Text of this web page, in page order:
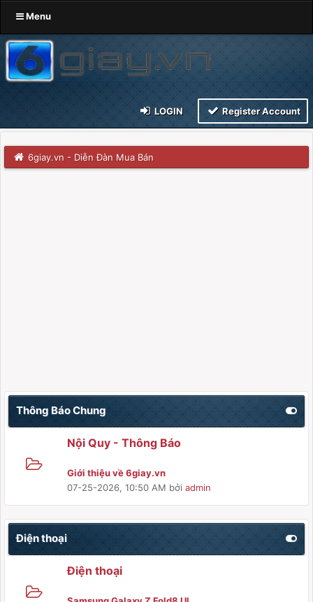
Menu
LOGIN Register Account
6giay.vn - Diễn Đàn Mua Bán
Thông Báo Chung
Nội Quy - Thông Báo
Giới thiệu về 6giay.vn
07-25-2026, 10:50 AM bởi admin
Điện thoại
Điện thoại